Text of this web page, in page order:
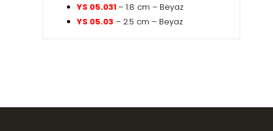
YS 05.031– 1.8 cm – Beyaz
YS 05.03 – 2.5 cm – Beyaz